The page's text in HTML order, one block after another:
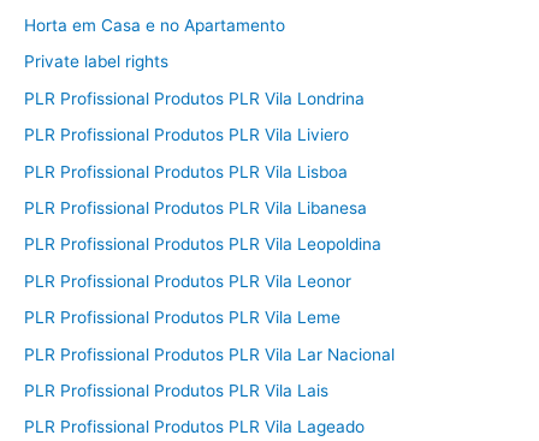
Horta em Casa e no Apartamento
Private label rights
PLR Profissional Produtos PLR Vila Londrina
PLR Profissional Produtos PLR Vila Liviero
PLR Profissional Produtos PLR Vila Lisboa
PLR Profissional Produtos PLR Vila Libanesa
PLR Profissional Produtos PLR Vila Leopoldina
PLR Profissional Produtos PLR Vila Leonor
PLR Profissional Produtos PLR Vila Leme
PLR Profissional Produtos PLR Vila Lar Nacional
PLR Profissional Produtos PLR Vila Lais
PLR Profissional Produtos PLR Vila Lageado